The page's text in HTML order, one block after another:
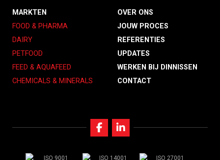
MARKTEN
FOOD & PHARMA
DAIRY
PETFOOD
FEED & AQUAFEED
CHEMICALS & MINERALS
OVER ONS
JOUW PROCES
REFERENTIES
UPDATES
WERKEN BIJ DINNISSEN
CONTACT